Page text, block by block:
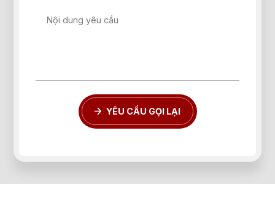
Nội dung yêu cầu
YÊU CẦU GỌI LẠI
Quên mật khẩu?